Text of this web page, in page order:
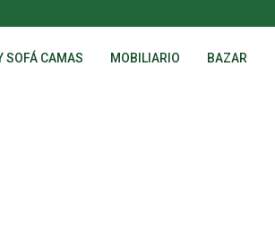
SOFÁ CAMAS MOBILIARIO BAZAR